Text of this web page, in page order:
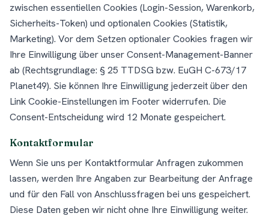
zwischen essentiellen Cookies (Login-Session, Warenkorb,
Sicherheits-Token) und optionalen Cookies (Statistik,
Marketing). Vor dem Setzen optionaler Cookies fragen wir
Ihre Einwilligung über unser Consent-Management-Banner
ab (Rechtsgrundlage: § 25 TTDSG bzw. EuGH C-673/17
Planet49). Sie können Ihre Einwilligung jederzeit über den
Link Cookie-Einstellungen im Footer widerrufen. Die
Consent-Entscheidung wird 12 Monate gespeichert.
Kontaktformular
Wenn Sie uns per Kontaktformular Anfragen zukommen
lassen, werden Ihre Angaben zur Bearbeitung der Anfrage
und für den Fall von Anschlussfragen bei uns gespeichert.
Diese Daten geben wir nicht ohne Ihre Einwilligung weiter.